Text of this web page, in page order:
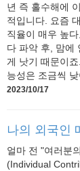
년 즉 홀수해에
적입니다. 요즘
직율이 매우 높
다 파악 후, 맘에
게 낫기 때문이
능성은 조금씩
2023/10/17
나의 외국인
얼마 전 "여러분
(Individual